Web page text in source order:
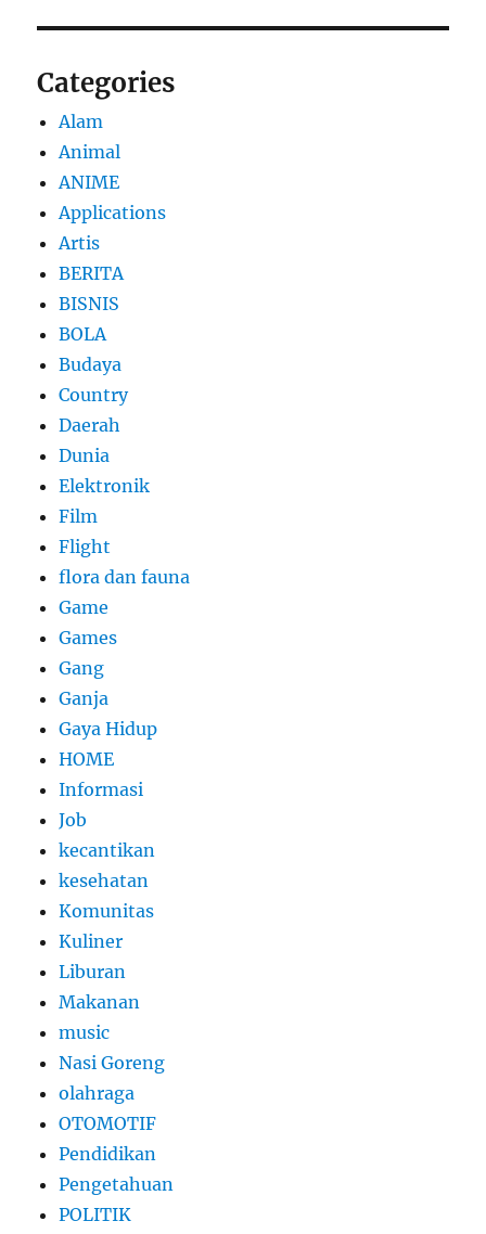
Categories
Alam
Animal
ANIME
Applications
Artis
BERITA
BISNIS
BOLA
Budaya
Country
Daerah
Dunia
Elektronik
Film
Flight
flora dan fauna
Game
Games
Gang
Ganja
Gaya Hidup
HOME
Informasi
Job
kecantikan
kesehatan
Komunitas
Kuliner
Liburan
Makanan
music
Nasi Goreng
olahraga
OTOMOTIF
Pendidikan
Pengetahuan
POLITIK